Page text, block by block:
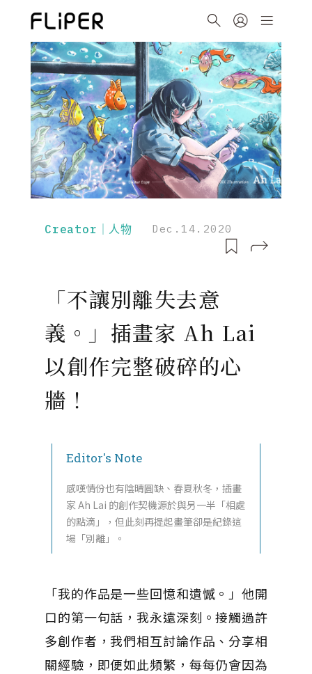
Creator｜人物 Dec.14.2020
「不讓別離失去意
義。」插畫家 Ah Lai
以創作完整破碎的心
牆！
Editor's Note
感嘆情份也有陰晴圓缺、春夏秋冬，插畫
家 Ah Lai 的創作契機源於與另一半「相處
的點滴」，但此刻再提起畫筆卻是紀錄這
場「別離」。
「我的作品是一些回憶和遺憾。」他開
口的第一句話，我永遠深刻。接觸過許
多創作者，我們相互討論作品、分享相
關經驗，即便如此頻繁，每每仍會因為